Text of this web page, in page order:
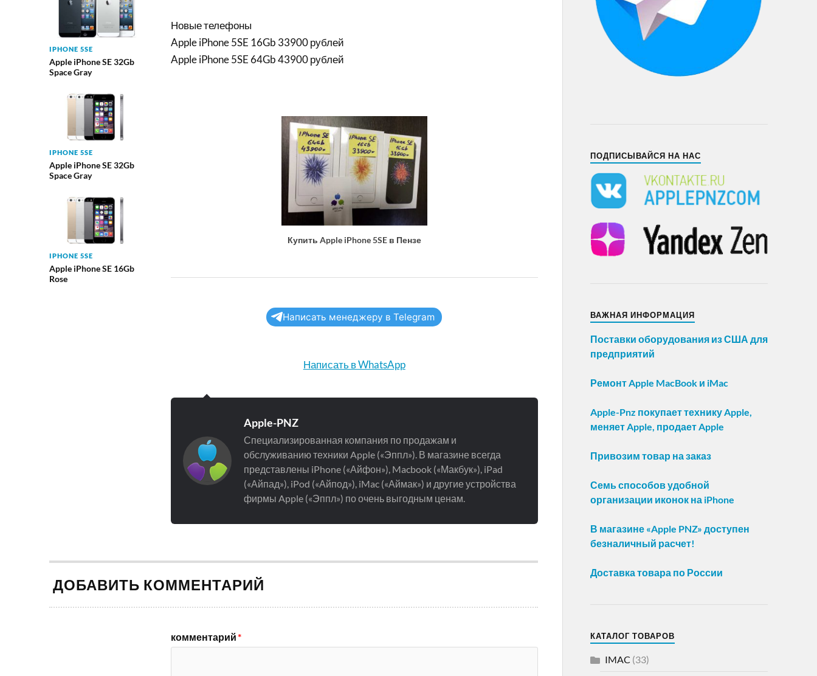
IPHONE 5SE
Apple iPhone SE 32Gb
Space Gray
IPHONE 5SE
Apple iPhone SE 32Gb
Space Gray
IPHONE 5SE
Apple iPhone SE 16Gb
Rose
Новые телефоны
Apple iPhone 5SE 16Gb 33900 рублей
Apple iPhone 5SE 64Gb 43900 рублей
Купить Apple iPhone 5SE в Пензе
Написать менеджеру в Telegram
Написать в WhatsApp
Apple-PNZ
Специализированная компания по продажам и
обслуживанию техники Apple («Эппл»). В магазине всегда
представлены iPhone («Айфон»), Macbook («Макбук»), iPad
(«Айпад»), iPod («Айпод»), iMac («Аймак») и другие устройства
фирмы Apple («Эппл») по очень выгодным ценам.
ДОБАВИТЬ КОММЕНТАРИЙ
комментарий*
ПОДПИСЫВАЙСЯ НА НАС
ВАЖНАЯ ИНФОРМАЦИЯ
Поставки оборудования из США для
предприятий
Ремонт Apple MacBook и iMac
Apple-Pnz покупает технику Apple,
меняет Apple, продает Apple
Привозим товар на заказ
Семь способов удобной
организации иконок на iPhone
В магазине «Apple PNZ» доступен
безналичный расчет!
Доставка товара по России
КАТАЛОГ ТОВАРОВ
IMAC (33)